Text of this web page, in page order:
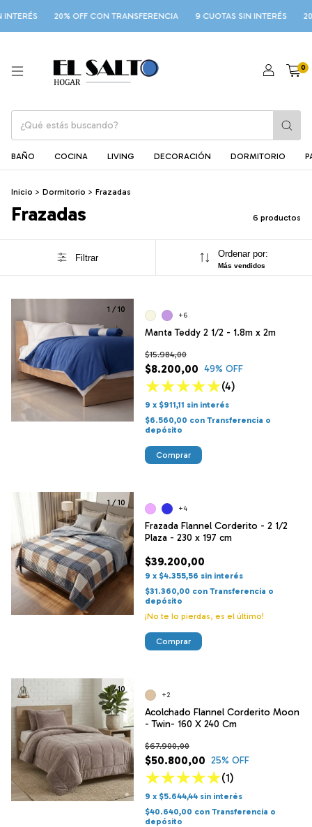
20% OFF CON TRANSFERENCIA 9 CUOTAS SIN INTERÉS
0
BAÑO COCINA LIVING DECORACIÓN DORMITORIO
Inicio > Dormitorio > Frazadas
Frazadas 6 productos
Filtrar Ordenar por:
Más vendidos
1 / 10
Manta Teddy 2 1/2 - 1.8m x 2m
$8.200,00
$15.984,00
49% OFF
(4)
9 x $911,11 sin interés
$6.560,00 con Transferencia o
depósito
+6
Comprar
1/10
Frazada Flannel Corderito - 2 1/2
Plaza - 230 x 197 cm
$39.200,00
9 x $4.355,56 sin interés
$31.360,00 con Transferencia o
depósito
¡No te lo pierdas, es el último!
+4
Comprar
1/10
Acolchado Flannel Corderito Moon
- Twin- 160 X 240 Cm
$50.800,00
$67.900,00
25% OFF
(1)
9 x $5.644,44 sin interés
$40.640,00 con Transferencia o
depósito
+2